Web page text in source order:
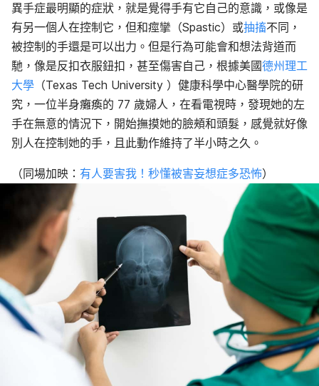
異手症最明顯的症狀，就是覺得手有它自己的意識， 或像是
有另一個人在控制它，但和痙攣（Spastic）或抽搐不同，
被控制的手還是可以出力 。但是行為可能會和想法背道而
馳，像是反扣衣服鈕扣，甚至傷害自己，根據美國德州理工
大學 （Texas Tech University ）健康科學中心醫學院的研
究，一位半身癱瘓的 77 歲婦人， 在看電視時，發現她的左
手在無意的情況下， 開始撫摸她的臉頰和頭髮，感覺就好像
別人在控制她的手，且此動作維持了半小時之久。
（同場加映： 有人要害我！秒懂被害妄想症多恐怖）